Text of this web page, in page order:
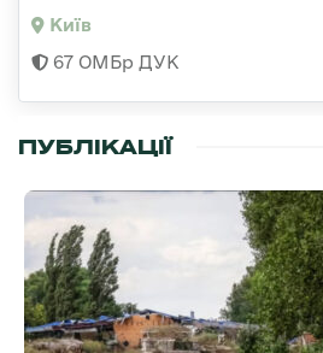
Київ
67 ОМБр ДУК
ПУБЛІКАЦІЇ